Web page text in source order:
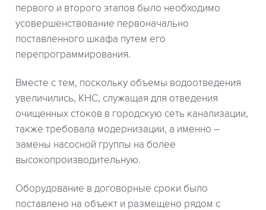
первого и второго этапов было необходимо
усовершенствование первоначально
поставленного шкафа путем его
перепрограммирования.
Вместе с тем, поскольку объемы водоотведения
увеличились, КНС, служащая для отведения
очищенных стоков в городскую сеть канализации,
также требовала модернизации, а именно –
замены насосной группы на более
высокопроизводительную.
Оборудование в договорные сроки было
поставлено на объект и размещено рядом с